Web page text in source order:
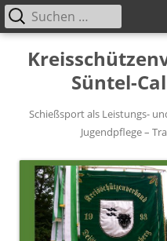
Süntel-
Schießsport als Leistungs-
Jugendpflege –
Primäres
Menü
Suchen
nach: